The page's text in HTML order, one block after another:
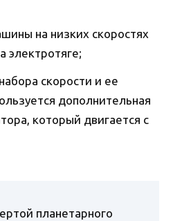
на низких скоростях
электротяге;
скорости и ее
дополнительная
который двигается с
планетарного